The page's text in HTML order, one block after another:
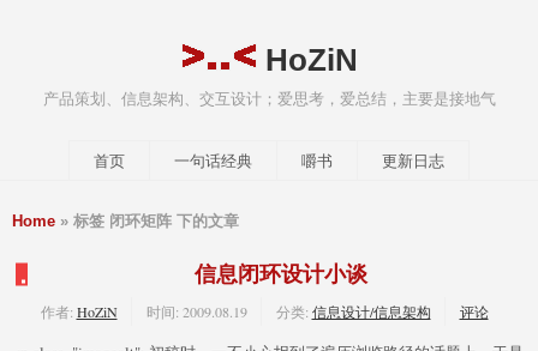
HoZiN
产品策划、信息架构、交互设计；爱思考，爱总结，主要是接地气
首页 一句话经典 嚼书 更新日志
Home » 标签 闭环矩阵 下的文章
信息闭环设计小谈
作者: HoZiN 时间: 2009.08.19 分类: 信息设计/信息架构 评论